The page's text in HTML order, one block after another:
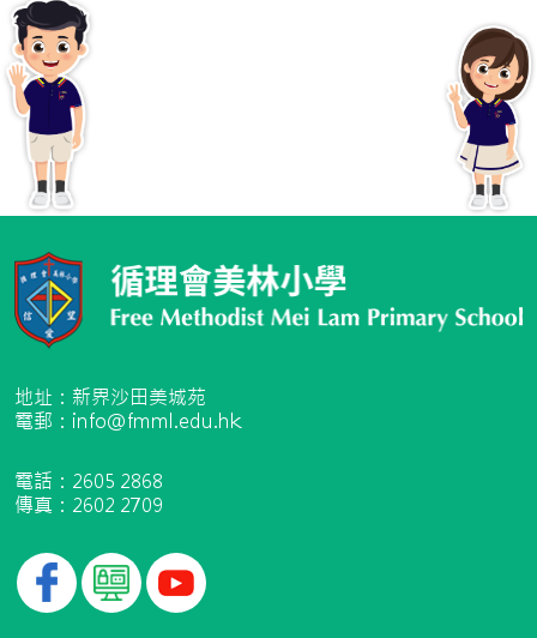
地址：新界沙田美城苑
電郵：info@fmml.edu.hk
電話：2605 2868
傳真：2602 2709